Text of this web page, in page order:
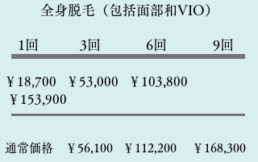
全身脱毛（包括面部和VIO）
​ 1回 3回 6回 9回
￥18,700 ￥53,000 ￥103,800
￥153,900
通常価格 ￥56,100 ￥112,200 ￥168,300